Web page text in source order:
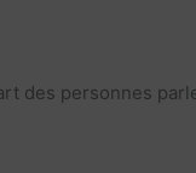
des personnes